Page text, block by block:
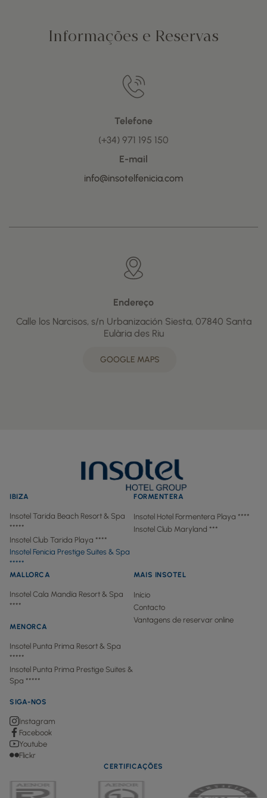
Informações e Reservas
Telefone
(+34) 971 195 150
E-mail
info@insotelfenicia.com
Endereço
Calle los Narcisos, s/n Urbanización Siesta, 07840 Santa
Eulària des Riu
GOOGLE MAPS
IBIZA
Insotel Tarida Beach Resort & Spa
*****
Insotel Club Tarida Playa ****
Insotel Fenicia Prestige Suites & Spa
*****
FORMENTERA
Insotel Hotel Formentera Playa ****
Insotel Club Maryland ***
MALLORCA
Insotel Cala Mandía Resort & Spa
****
MENORCA
Insotel Punta Prima Resort & Spa
*****
Insotel Punta Prima Prestige Suites &
Spa *****
MAIS INSOTEL
Início
Contacto
Vantagens de reservar online
SIGA-NOS
Instagram
Facebook
Youtube
Flickr
CERTIFICAÇÕES